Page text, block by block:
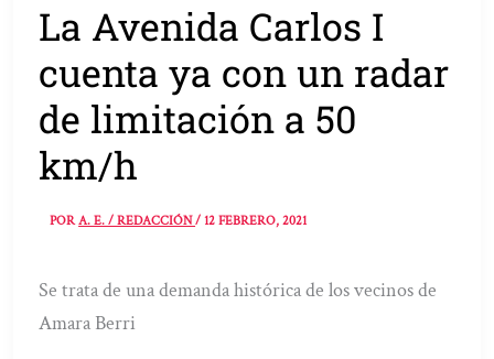
La Avenida Carlos I
cuenta ya con un radar
de limitación a 50
km/h
PORA. E. / REDACCIÓN/12 FEBRERO, 2021
Se trata de una demanda histórica de los vecinos de
Amara Berri